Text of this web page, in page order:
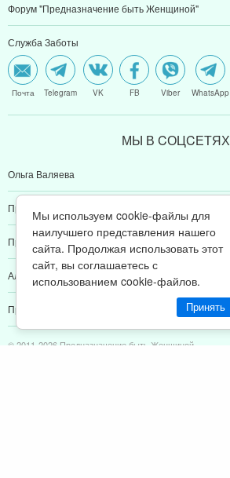
Форум "Предназначение быть Женщиной"
Служба Заботы
Почта Telegram VK FB Viber WhatsApp
МЫ В CОЦCЕТЯХ
Ольга Валяева
Предназначение быть женщиной
Предназначение быть мамой
Алексей Валяев
Предназначение быть папой
© 2011-2026 Предназначение быть Женщиной
Мы используем cookie-файлы для
наилучшего представления нашего
сайта. Продолжая использовать этот
сайт, вы соглашаетесь с
использованием cookie-файлов.
Принять